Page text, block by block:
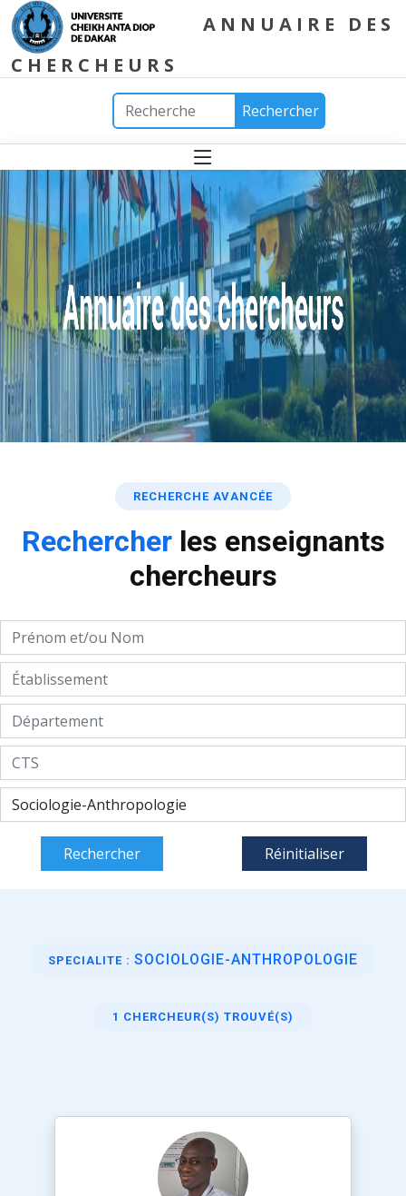
ANNUAIRE DES
CHERCHEURS
Rechercher
RECHERCHE AVANCÉE
Rechercherles enseignants
chercheurs
Rechercher Réinitialiser
SPECIALITE : SOCIOLOGIE-ANTHROPOLOGIE
1 CHERCHEUR(S) TROUVÉ(S)